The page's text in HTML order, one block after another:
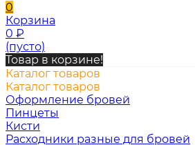
0
Корзина
0 ₽
(пусто)
Товар в корзине!
Каталог товаров
Каталог товаров
Оформление бровей
Пинцеты
Кисти
Расходники разные для бровей